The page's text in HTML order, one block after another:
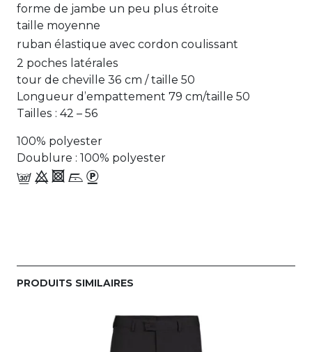
forme de jambe un peu plus étroite
taille moyenne
ruban élastique avec cordon coulissant
2 poches latérales
tour de cheville 36 cm / taille 50
Longueur d’empattement 79 cm/taille 50
Tailles : 42 – 56
100% polyester
Doublure : 100% polyester
f 9 4 i_-
PRODUITS SIMILAIRES